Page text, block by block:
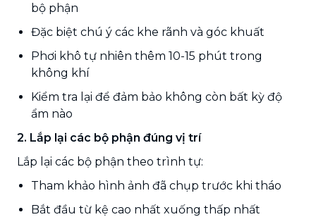
bộ phận
Đặc biệt chú ý các khe rãnh và góc khuất
Phơi khô tự nhiên thêm 10-15 phút trong
không khí
Kiểm tra lại để đảm bảo không còn bất kỳ độ
ẩm nào
2. Lắp lại các bộ phận đúng vị trí
Lắp lại các bộ phận theo trình tự:
Tham khảo hình ảnh đã chụp trước khi tháo
Bắt đầu từ kệ cao nhất xuống thấp nhất